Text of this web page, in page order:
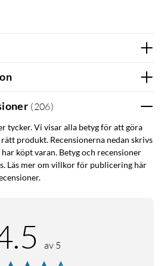
(206)
tycker. Vi visar alla betyg för att göra
produkt. Recensionerna nedan skrivs
köpt varan. Betyg och recensioner
Läs mer om villkor för publicering här
av 5